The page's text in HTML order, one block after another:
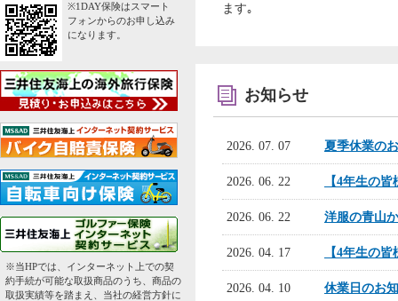
※1DAY保険はスマート
フォンからのお申し込み
になります。
※当HPでは、インターネット上での契
約手続が可能な取扱商品のうち、商品の
取扱実績等を踏まえ、当社の経営方針に
ます｡
お知らせ
2026. 07. 07 夏季休業の
2026. 06. 22 【4年生の
2026. 06. 22 洋服の青山
2026. 04. 17 【4年生の
2026. 04. 10 休業日のお